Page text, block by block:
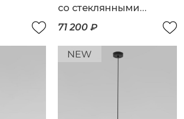
со стеклянными
плафонами
71 200 ₽